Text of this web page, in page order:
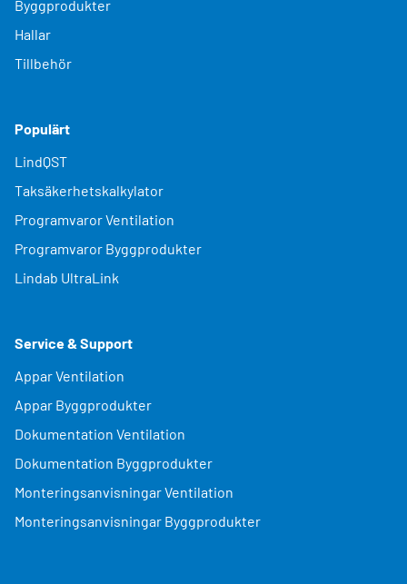
Byggprodukter
Hallar
Tillbehör
Populärt
LindQST
Taksäkerhetskalkylator
Programvaror Ventilation
Programvaror Byggprodukter
Lindab UltraLink
Service & Support
Appar Ventilation
Appar Byggprodukter
Dokumentation Ventilation
Dokumentation Byggprodukter
Monteringsanvisningar Ventilation
Monteringsanvisningar Byggprodukter